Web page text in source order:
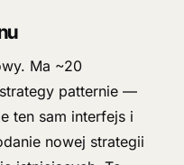
Ma ~20
patternie —
ten sam interfejs i
nowej strategii